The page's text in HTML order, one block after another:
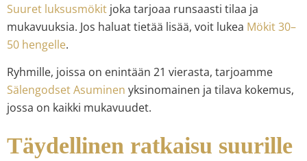
Suuret luksusmökit joka tarjoaa runsaasti tilaa ja
mukavuuksia. Jos haluat tietää lisää, voit lukea Mökit 30–
50 hengelle.
Ryhmille, joissa on enintään 21 vierasta, tarjoamme
Sälengodset Asuminen yksinomainen ja tilava kokemus,
jossa on kaikki mukavuudet.
Täydellinen ratkaisu suurille